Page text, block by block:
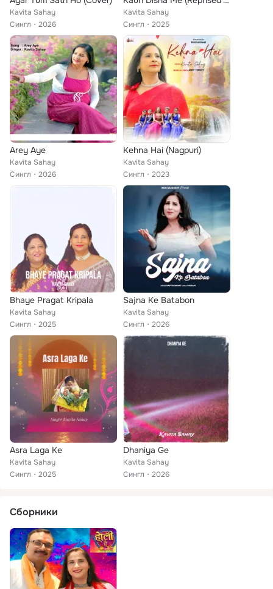
Kavita Sahay
Сингл
2026
Kavita Sahay
Сингл
2025
Arey Aye
Kavita Sahay
Сингл
2026
Kehna Hai (Nagpuri)
Kavita Sahay
Сингл
2023
Bhaye Pragat Kripala
Kavita Sahay
Сингл
2025
Sajna Ke Batabon
Kavita Sahay
Сингл
2026
Asra Laga Ke
Kavita Sahay
Сингл
2025
Dhaniya Ge
Kavita Sahay
Сингл
2026
Сборники